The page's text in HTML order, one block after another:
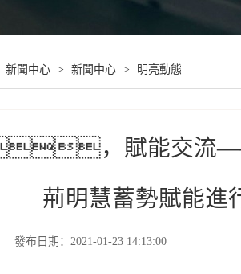
新聞中心 > 新聞中心 > 明亮動態
，賦能交流
荊明慧蓄勢賦能進
發布日期：2021-01-23 14:13:00